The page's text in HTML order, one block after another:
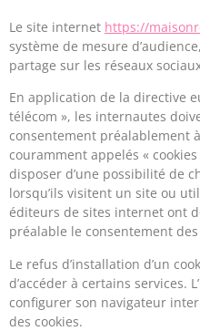
Le site internet https://
système de mesure
partage sur les réseaux
En application de la directive
télécom », les internautes
consentement préalablement
couramment appelés «
disposer d’une possibilité de
lorsqu’ils visitent un site ou
éditeurs de sites internet ont
préalable le consentement
Le refus d’installation d’un
d’accéder à certains services.
configurer son navigateur
des cookies.